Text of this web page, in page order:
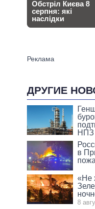
ДРУГИЕ
НПЗ
в
«Не
8